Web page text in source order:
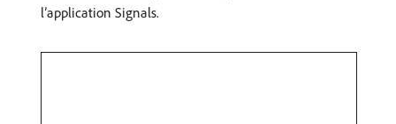
l’application Signals.